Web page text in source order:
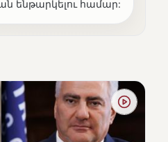
ենթարկելու համար: